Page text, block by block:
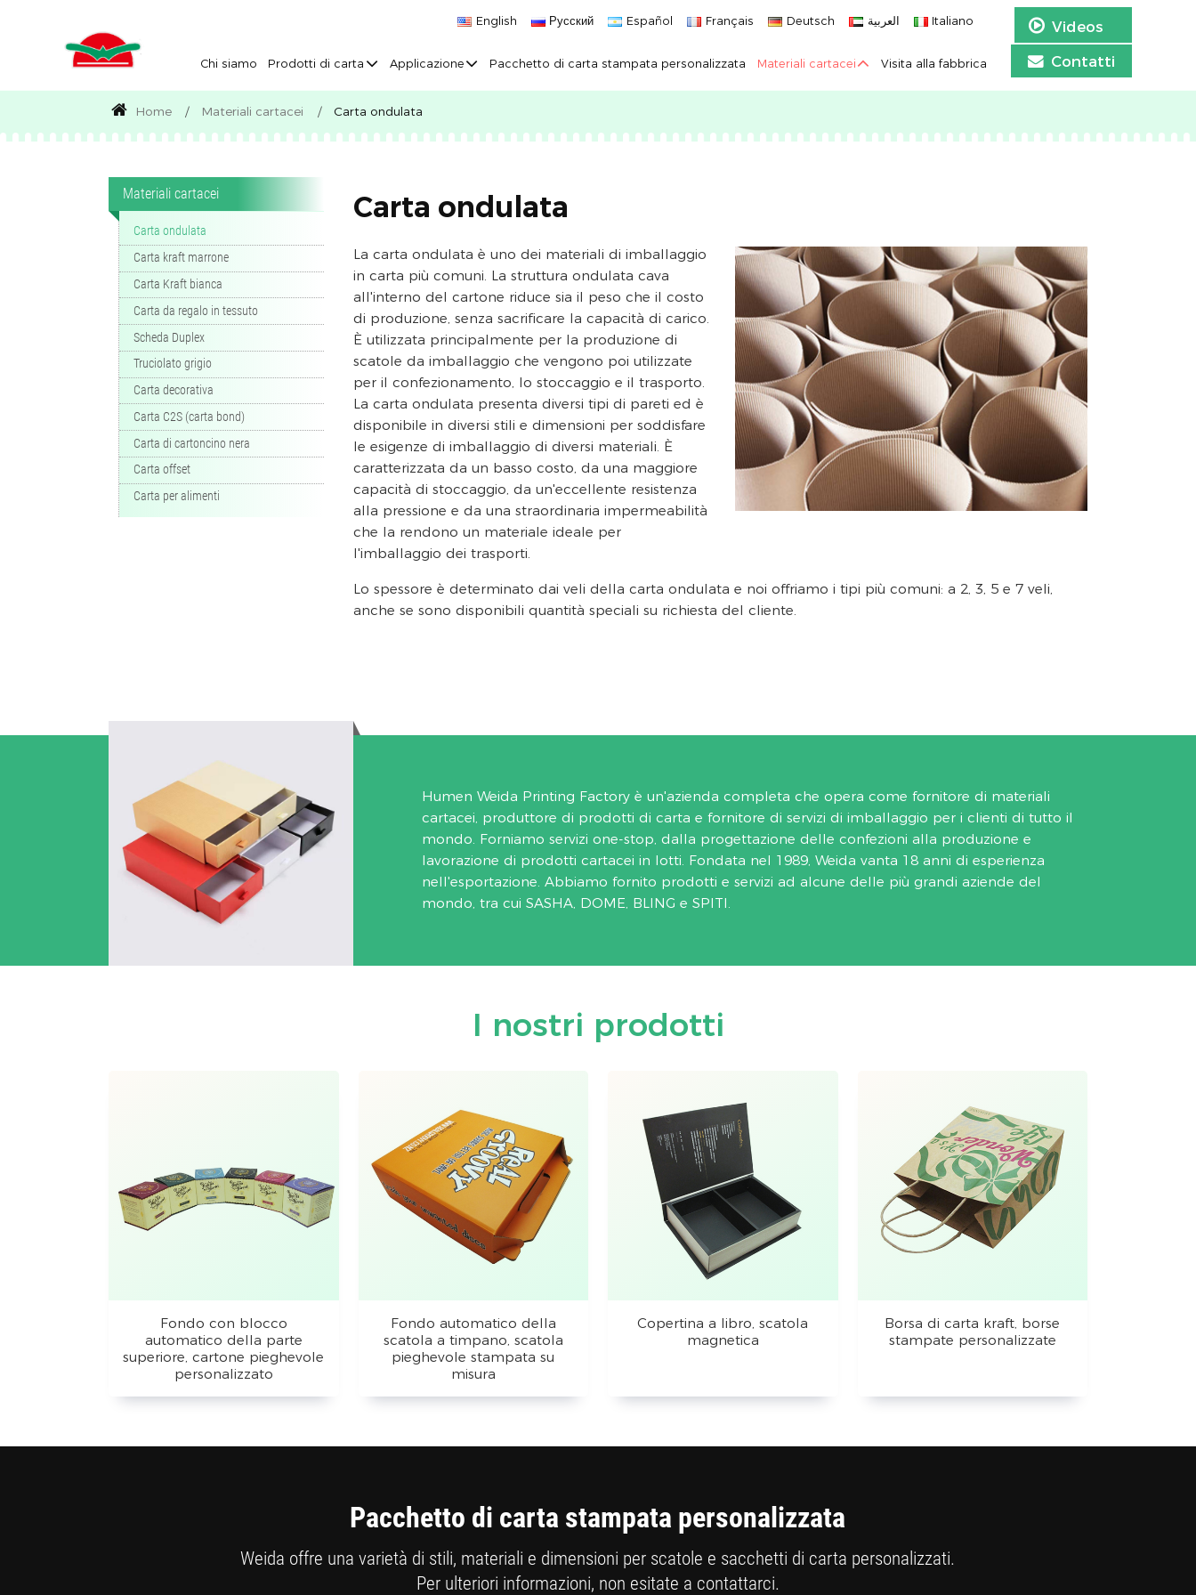
English Русский Español Français Deutsch العربية Italiano Videos
Chi siamo Prodotti di carta Applicazione Pacchetto di carta stampata personalizzata Materiali cartacei Visita alla fabbrica Contatti
Home Materiali cartacei Carta ondulata
Carta ondulata
La carta ondulata è uno dei materiali di imballaggio
in carta più comuni. La struttura ondulata cava
all'interno del cartone riduce sia il peso che il costo
di produzione, senza sacrificare la capacità di carico.
È utilizzata principalmente per la produzione di
scatole da imballaggio che vengono poi utilizzate
per il confezionamento, lo stoccaggio e il trasporto.
La carta ondulata presenta diversi tipi di pareti ed è
disponibile in diversi stili e dimensioni per soddisfare
le esigenze di imballaggio di diversi materiali. È
caratterizzata da un basso costo, da una maggiore
capacità di stoccaggio, da un'eccellente resistenza
alla pressione e da una straordinaria impermeabilità
che la rendono un materiale ideale per
l'imballaggio dei trasporti.
Lo spessore è determinato dai veli della carta ondulata e noi offriamo i tipi più comuni: a 2, 3, 5 e 7 veli,
anche se sono disponibili quantità speciali su richiesta del cliente.
Materiali cartacei
Carta ondulata
Carta kraft marrone
Carta Kraft bianca
Carta da regalo in tessuto
Scheda Duplex
Truciolato grigio
Carta decorativa
Carta C2S (carta bond)
Carta di cartoncino nera
Carta offset
Carta per alimenti
Humen Weida Printing Factory è un'azienda completa che opera come fornitore di materiali
cartacei, produttore di prodotti di carta e fornitore di servizi di imballaggio per i clienti di tutto il
mondo. Forniamo servizi one-stop, dalla progettazione delle confezioni alla produzione e
lavorazione di prodotti cartacei in lotti. Fondata nel 1989, Weida vanta 18 anni di esperienza
nell'esportazione. Abbiamo fornito prodotti e servizi ad alcune delle più grandi aziende del
mondo, tra cui SASHA, DOME, BLING e SPITI.
I nostri prodotti
Fondo con blocco
automatico della parte
superiore, cartone pieghevole
personalizzato
Fondo automatico della
scatola a timpano, scatola
pieghevole stampata su
misura
Copertina a libro, scatola
magnetica
Borsa di carta kraft, borse
stampate personalizzate
Pacchetto di carta stampata personalizzata
Weida offre una varietà di stili, materiali e dimensioni per scatole e sacchetti di carta personalizzati.
Per ulteriori informazioni, non esitate a contattarci.